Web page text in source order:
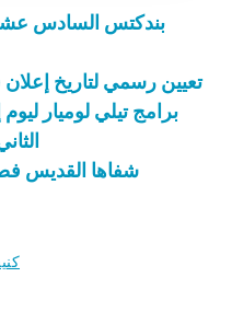
بندكتس السادس
تعيين رسمي لتاريخ
برامج تيلي لوميار
شفاها القديس